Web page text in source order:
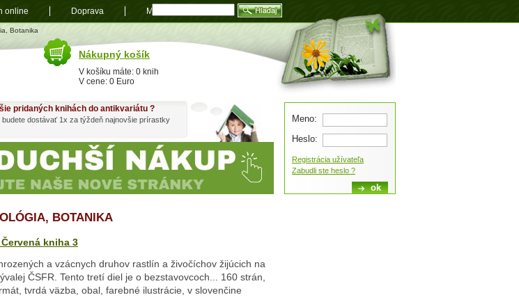
Botanika
BOTANIKA
kniha 3
a vzácnych druhov rastlín a živočíchov žijúcich na
ČSFR. Tento tretí diel je o bezstavovcoch... 160 strán,
tvrdá väzba, obal, farebné ilustrácie, v slovenčine
pridaných knihách do antikvariátu ?
dostávať 1x za týždeň najnovšie prírastky
Meno:
Heslo:
Registrácia užívateľa
Zabudli ste heslo ?
Nákupný košík
V košíku máte: 0 knih
V cene: 0 Euro
online Doprava Mapa